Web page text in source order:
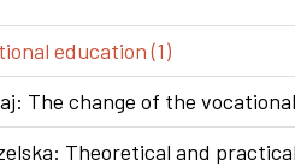
education (1)
The change of the
Theoretical and